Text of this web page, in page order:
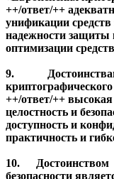
++/ответ/++
унификации
надежности
оптимизации
9.
++/ответ/++ высокая
целостность и
доступность и
практичность и
10.
безопасности